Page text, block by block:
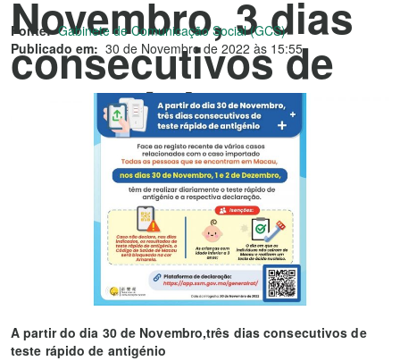
Novembro, 3 dias
consecutivos de
teste rápido de
antigénio
Fonte: Gabinete de Comunicação Social (GCS)
Publicado em: 30 de Novembro de 2022 às 15:55
A partir do dia 30 de Novembro,três dias consecutivos de
teste rápido de antigénio